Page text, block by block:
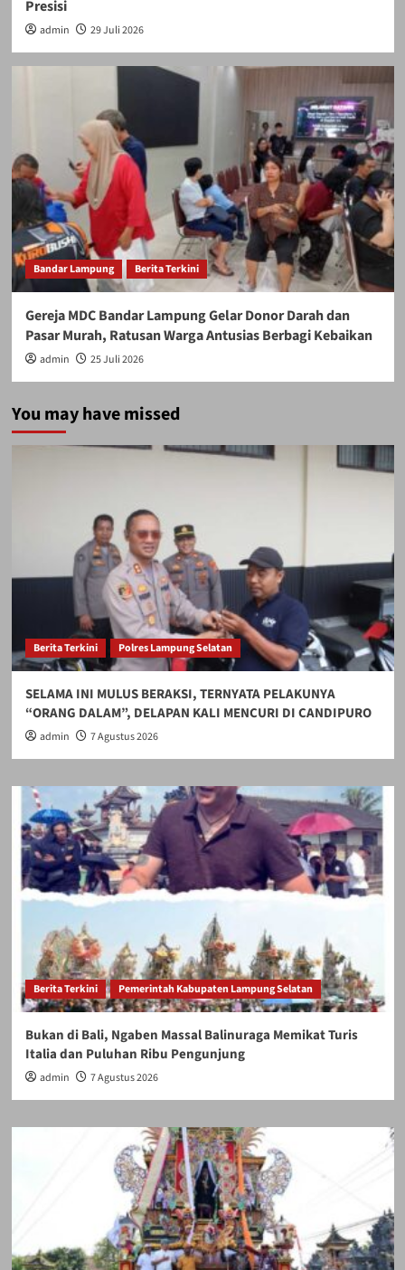
Presisi
admin 29 Juli 2026
Bandar Lampung Berita Terkini
Gereja MDC Bandar Lampung Gelar Donor Darah dan
Pasar Murah, Ratusan Warga Antusias Berbagi Kebaikan
admin 25 Juli 2026
You may have missed
Berita Terkini Polres Lampung Selatan
SELAMA INI MULUS BERAKSI, TERNYATA PELAKUNYA
“ORANG DALAM”, DELAPAN KALI MENCURI DI CANDIPURO
admin 7 Agustus 2026
Berita Terkini Pemerintah Kabupaten Lampung Selatan
Bukan di Bali, Ngaben Massal Balinuraga Memikat Turis
Italia dan Puluhan Ribu Pengunjung
admin 7 Agustus 2026